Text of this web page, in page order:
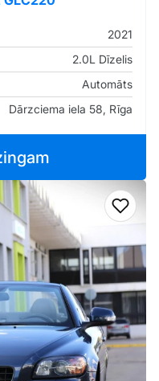
2021
2.0L Dīzelis
Automāts
Dārzciema iela 58, Rīga